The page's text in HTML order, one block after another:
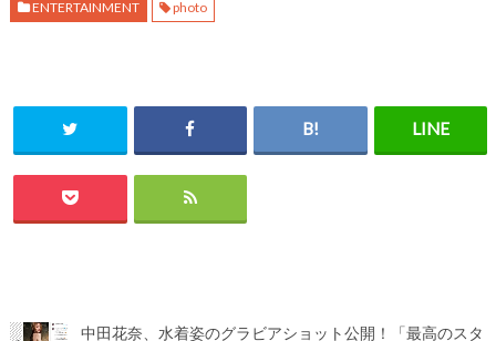
ENTERTAINMENT photo
中田花奈、水着姿のグラビアショット公開！「最高のスタ